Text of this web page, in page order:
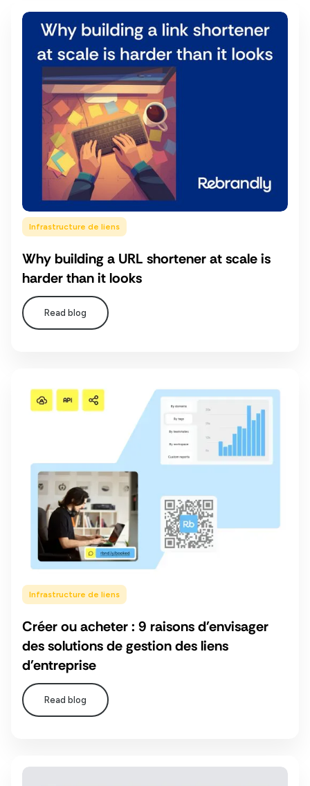
Infrastructure de liens
Why building a URL shortener at scale is
harder than it looks
Read blog
Infrastructure de liens
Créer ou acheter : 9 raisons d'envisager
des solutions de gestion des liens
d'entreprise
Read blog